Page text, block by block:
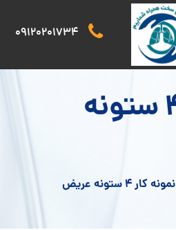
09120201734
نمونه کار ۴ ستونه
نمونه کار ۴ ستونه عریض